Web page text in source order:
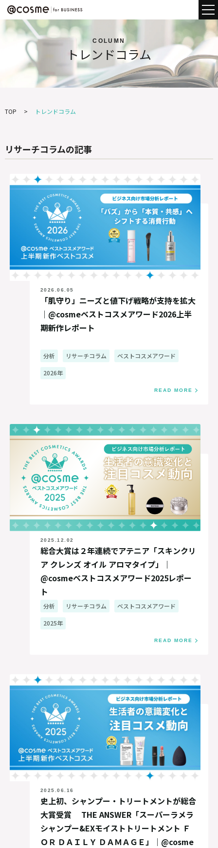
COLUMN
トレンドコラム
TOP トレンドコラム
リサーチコラムの記事
2026.06.05
「肌守り」ニーズと値下げ戦略が支持を拡大
｜@cosmeベストコスメアワード2026上半
期新作レポート
分析 リサーチコラム ベストコスメアワード
2026年
READ MORE
2025.12.02
総合大賞は２年連続でアテニア「スキンクリ
ア クレンズ オイル アロマタイプ」｜
@cosmeベストコスメアワード2025レポー
ト
分析 リサーチコラム ベストコスメアワード
2025年
READ MORE
2025.06.16
史上初、シャンプー・トリートメントが総合
大賞受賞 THE ANSWER「スーパーラメラ
シャンプー&EXモイストトリートメント Ｆ
ＯＲ ＤＡＩＬＹ ＤＡＭＡＧＥ」｜@cosme